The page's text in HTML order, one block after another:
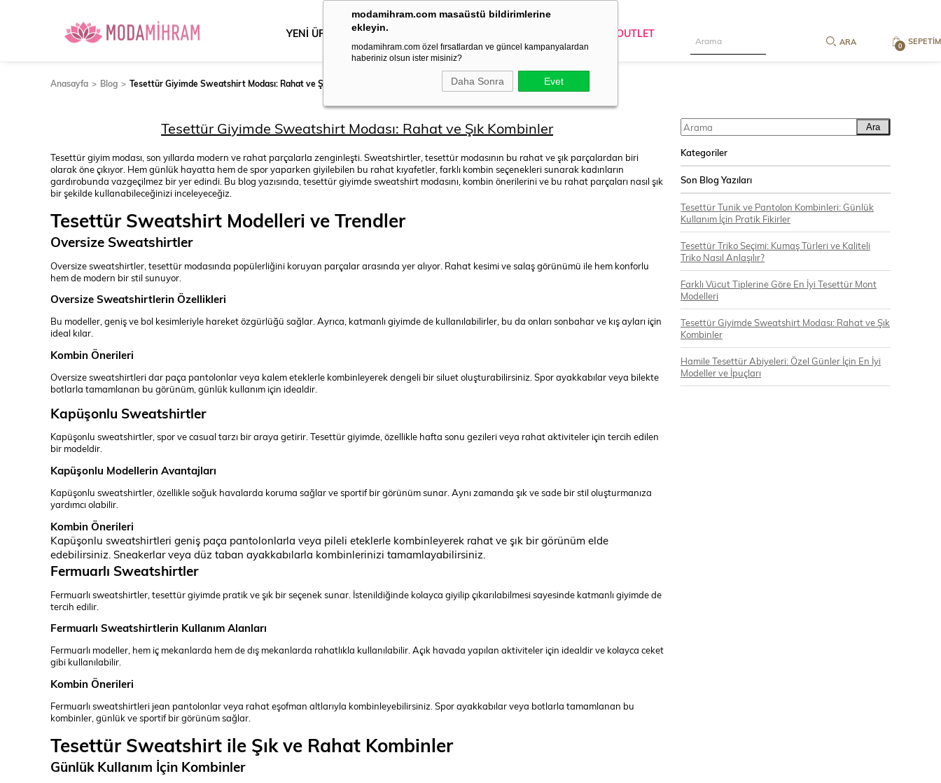
modamihram.com masaüstü bildirimlerine
ekleyin.
modamihram.com özel fırsatlardan ve güncel kampanyalardan
haberiniz olsun ister misiniz?
Daha Sonra Evet
SEPETIM
0
YENİ ÜRÜNLER DIŞ GİYİM OUTLET
Anasayfa Blog Tesettür Giyimde Sweatshirt Modası: Rahat ve Şık Kombinler
Tesettür Giyimde Sweatshirt Modası: Rahat ve Şık Kombinler
Tesettür giyim modası, son yıllarda modern ve rahat parçalarla zenginleşti. Sweatshirtler, tesettür modasının bu rahat ve şık parçalardan biri
olarak öne çıkıyor. Hem günlük hayatta hem de spor yaparken giyilebilen bu rahat kıyafetler, farklı kombin seçenekleri sunarak kadınların
gardırobunda vazgeçilmez bir yer edindi. Bu blog yazısında, tesettür giyimde sweatshirt modasını, kombin önerilerini ve bu rahat parçaları nasıl şık
bir şekilde kullanabileceğinizi inceleyeceğiz.
Tesettür Sweatshirt Modelleri ve Trendler
Oversize Sweatshirtler
Oversize sweatshirtler, tesettür modasında popülerliğini koruyan parçalar arasında yer alıyor. Rahat kesimi ve salaş görünümü ile hem konforlu
hem de modern bir stil sunuyor.
Oversize Sweatshirtlerin Özellikleri
Bu modeller, geniş ve bol kesimleriyle hareket özgürlüğü sağlar. Ayrıca, katmanlı giyimde de kullanılabilirler, bu da onları sonbahar ve kış ayları için
ideal kılar.
Kombin Önerileri
Oversize sweatshirtleri dar paça pantolonlar veya kalem eteklerle kombinleyerek dengeli bir siluet oluşturabilirsiniz. Spor ayakkabılar veya bilekte
botlarla tamamlanan bu görünüm, günlük kullanım için idealdir.
Kapüşonlu Sweatshirtler
Kapüşonlu sweatshirtler, spor ve casual tarzı bir araya getirir. Tesettür giyimde, özellikle hafta sonu gezileri veya rahat aktiviteler için tercih edilen
bir modeldir.
Kapüşonlu Modellerin Avantajları
Kapüşonlu sweatshirtler, özellikle soğuk havalarda koruma sağlar ve sportif bir görünüm sunar. Aynı zamanda şık ve sade bir stil oluşturmanıza
yardımcı olabilir.
Kombin Önerileri
Kapüşonlu sweatshirtleri geniş paça pantolonlarla veya pileli eteklerle kombinleyerek rahat ve şık bir görünüm elde
edebilirsiniz. Sneakerlar veya düz taban ayakkabılarla kombinlerinizi tamamlayabilirsiniz.
Fermuarlı Sweatshirtler
Fermuarlı sweatshirtler, tesettür giyimde pratik ve şık bir seçenek sunar. İstenildiğinde kolayca giyilip çıkarılabilmesi sayesinde katmanlı giyimde de
tercih edilir.
Fermuarlı Sweatshirtlerin Kullanım Alanları
Fermuarlı modeller, hem iç mekanlarda hem de dış mekanlarda rahatlıkla kullanılabilir. Açık havada yapılan aktiviteler için idealdir ve kolayca ceket
gibi kullanılabilir.
Kombin Önerileri
Fermuarlı sweatshirtleri jean pantolonlar veya rahat eşofman altlarıyla kombinleyebilirsiniz. Spor ayakkabılar veya botlarla tamamlanan bu
kombinler, günlük ve sportif bir görünüm sağlar.
Tesettür Sweatshirt ile Şık ve Rahat Kombinler
Günlük Kullanım İçin Kombinler
Ara
Kategoriler
Son Blog Yazıları
Tesettür Tunik ve Pantolon Kombinleri: Günlük
Kullanım İçin Pratik Fikirler
Tesettür Triko Seçimi: Kumaş Türleri ve Kaliteli
Triko Nasıl Anlaşılır?
Farklı Vücut Tiplerine Göre En İyi Tesettür Mont
Modelleri
Tesettür Giyimde Sweatshirt Modası: Rahat ve Şık
Kombinler
Hamile Tesettür Abiyeleri: Özel Günler İçin En İyi
Modeller ve İpuçları